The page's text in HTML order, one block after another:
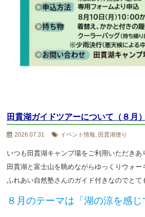
田貫湖ガイドツアーについて（８月）
2026.07.31 イベント情報, 田貫湖便り
いつも田貫湖キャンプ場をご利用いただきあ
田貫湖と富士山を眺めながらゆっくりウォ
ふれあい自然塾さんのガイド付きなのでと
８月のテーマは「湖の涼を感じ